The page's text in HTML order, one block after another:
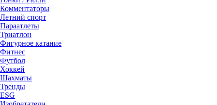
Комментаторы
Летний спорт
Параатлеты
Триатлон
Фигурное катание
Фитнес
Футбол
Хоккей
Шахматы
Тренды
ESG